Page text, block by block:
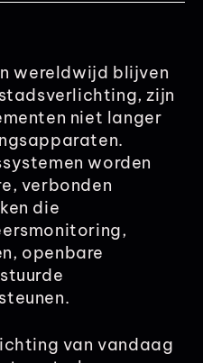
wereldwijd blijven
zijn
niet langer
worden
verbonden
die
openbare
van vandaag